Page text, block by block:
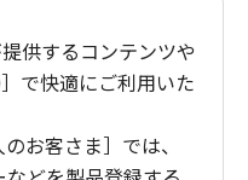
供するコンテンツや
で快適にご利用いた
お客さま］では、